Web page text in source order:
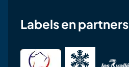
Labels en partners